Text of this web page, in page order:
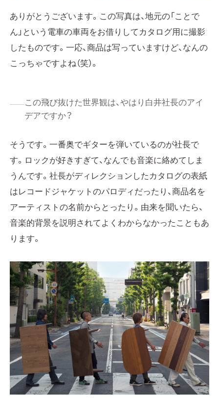
ありがとうございます。この写真は、地元の「ことで
ん」という電車の車両をお借りしてカタログ用に撮影
したものです。一応、商品は写っていますけど、なんの
こっちゃですよね（笑）。
この飛び抜けた世界観は、やはり白井社長のアイ
デアですか？
そうです。一番奥でギターを弾いているのが社長で
す。ロックが好きすぎて、なんでも音楽に絡めてしま
うんです。社長がディレクションしたカタログの表紙
はレコードジャケットのパロディだったり、商品名を
アーティストの名前からとったり。由来を聞いたら、
音楽的背景を説明されてよくわからなかったこともあ
ります。